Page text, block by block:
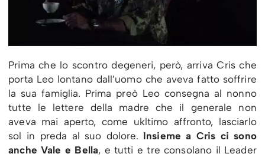
Prima che lo scontro degeneri, però, arriva Cris che
porta Leo lontano dall’uomo che aveva fatto soffrire
la sua famiglia. Prima preò Leo consegna al nonno
tutte le lettere della madre che il generale non
aveva mai aperto, come ukltimo affronto, lasciarlo
sol in preda al suo dolore. Insieme a Cris ci sono
anche Vale e Bella, e tutti e tre consolano il Leader